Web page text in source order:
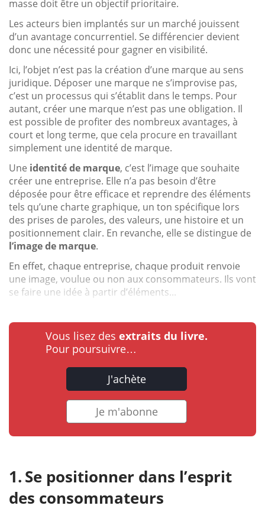
masse doit être un objectif prioritaire.
Les acteurs bien implantés sur un marché jouissent
d’un avantage concurrentiel. Se différencier devient
donc une nécessité pour gagner en visibilité.
Ici, l’objet n’est pas la création d’une marque au sens
juridique. Déposer une marque ne s’improvise pas,
c’est un processus qui s’établit dans le temps. Pour
autant, créer une marque n’est pas une obligation. Il
est possible de profiter des nombreux avantages, à
court et long terme, que cela procure en travaillant
simplement une identité de marque.
Une identité de marque, c’est l’image que souhaite
créer une entreprise. Elle n’a pas besoin d’être
déposée pour être efficace et reprendre des éléments
tels qu’une charte graphique, un ton spécifique lors
des prises de paroles, des valeurs, une histoire et un
positionnement clair. En revanche, elle se distingue de
l’image de marque.
En effet, chaque entreprise, chaque produit renvoie
une image, voulue ou non aux consommateurs. Ils vont
se faire une idée à partir d’éléments...
Vous lisez des extraits du livre.
Pour poursuivre…
J'achète
Je m'abonne
Se positionner dans l’esprit
des consommateurs